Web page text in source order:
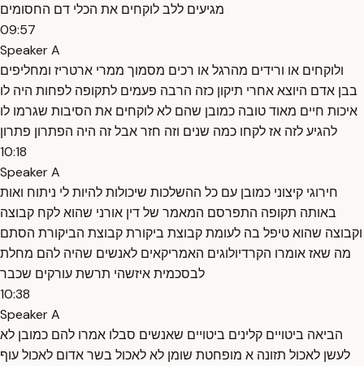
מגיעים ללב לוקחים את הכלי דם החסומים
09:57
Speaker A
ולוקחים או ורידים מהרגל או רכים מסמוך ממרי ארטריז ומחליפים
בבן אדם היוצא אחרי תיקון כזה הרבה פעמים לתקופה לפחות היה לו
איכות חיים מאוד טובה כמובן שהם לא לוקחים את הסיבות שגרמו לו
להגיע לזה אז לקחו כמה שנים וזה חזר אבל זה היה הפתרון פתרון
10:18
Speaker A
חירוגי קיצוני כמובן עם כל ההשלכות שיכולות להיות לי ניתוח ואות
באותה תקופה התפרסם המאמר של דין אורני שהוא לקח קבוצה
וקבוצה שהוא טיפל בה לעומת קבוצת ביקורת קבוצת הביקורת הסתם
מה שאז אומרו הקרדיולוגים האמריקאים לאנשים שהיה להם מחלת
לבסכמית איזשהי תרשת עורקים שכבר
10:38
Speaker A
הביאה ביטויים קלינים ביטויים שאנשים סבלו אמרו להם כמובן לא
לעשן לאכול תזונה א מופחטת שומן לא לאכול בשר אדום לאכול עוף